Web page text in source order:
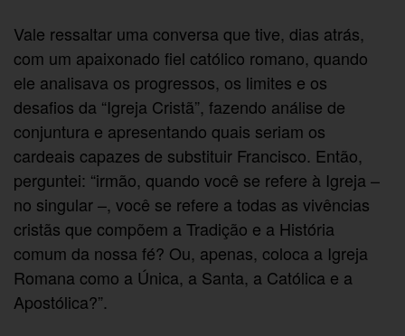
Vale ressaltar uma conversa que tive, dias atrás,
com um apaixonado fiel católico romano, quando
ele analisava os progressos, os limites e os
desafios da “Igreja Cristã”, fazendo análise de
conjuntura e apresentando quais seriam os
cardeais capazes de substituir Francisco. Então,
perguntei: “irmão, quando você se refere à Igreja –
no singular –, você se refere a todas as vivências
cristãs que compõem a Tradição e a História
comum da nossa fé? Ou, apenas, coloca a Igreja
Romana como a Única, a Santa, a Católica e a
Apostólica?”.